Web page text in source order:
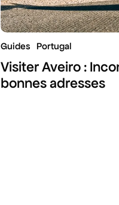
Guides Portugal
Visiter Aveiro :
bonnes adresses